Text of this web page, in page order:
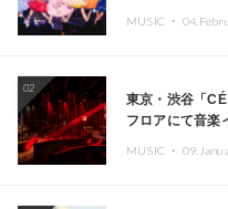
MUSIC ・
02
東京・渋谷「
フロアにて音楽
Kza（FORCE
MUSIC ・